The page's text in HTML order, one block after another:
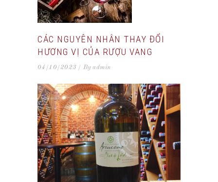
CÁC NGUYÊN NHÂN THAY ĐỔI
HƯƠNG VỊ CỦA RƯỢU VANG
04/10/2023 By admin